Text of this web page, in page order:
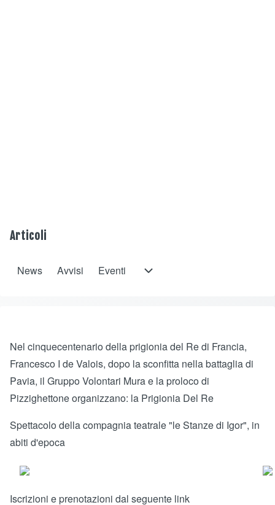
Articoli
News Avvisi Eventi
Nel cinquecentenario della prigionia del Re di Francia,
Francesco I de Valois, dopo la sconfitta nella battaglia di
Pavia, il Gruppo Volontari Mura e la proloco di
Pizzighettone organizzano: la Prigionia Del Re
Spettacolo della compagnia teatrale "le Stanze di Igor", in
abiti d'epoca
Iscrizioni e prenotazioni dal seguente link